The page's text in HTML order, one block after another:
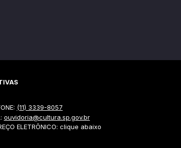
(11) 3339-8057
ouvidoria@cultura.sp.gov.br
ELETRÔNICO: clique abaixo